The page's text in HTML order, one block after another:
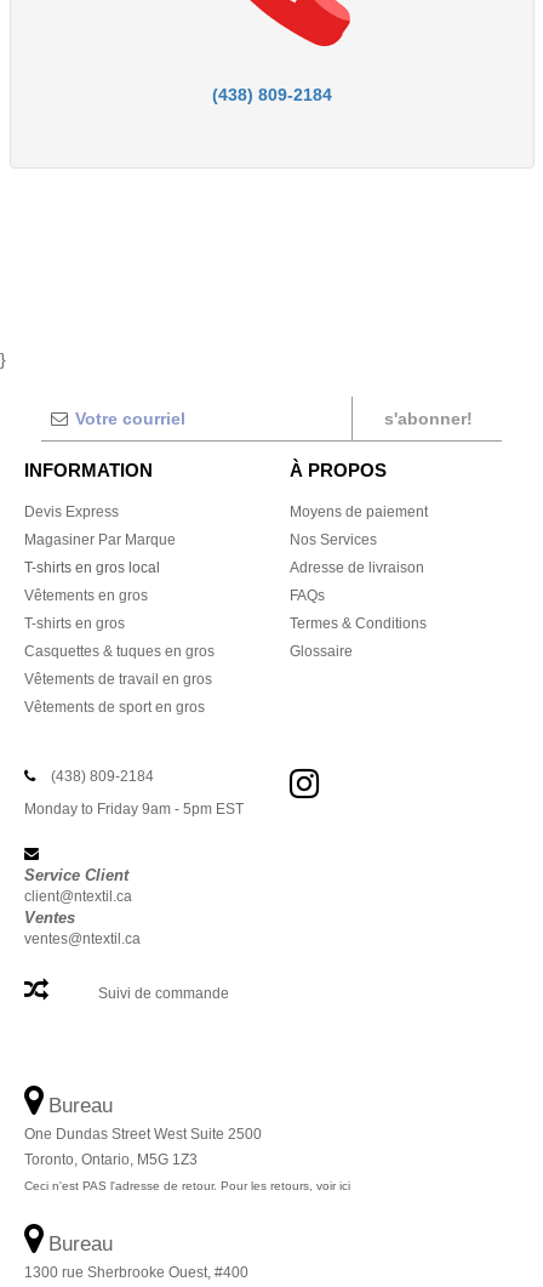
(438) 809-2184
}
s'abonner!
INFORMATION
Devis Express
Magasiner Par Marque
T-shirts en gros local
Vêtements en gros
T-shirts en gros
Casquettes & tuques en gros
Vêtements de travail en gros
Vêtements de sport en gros
À PROPOS
Moyens de paiement
Nos Services
Adresse de livraison
FAQs
Termes & Conditions
Glossaire
(438) 809-2184
Monday to Friday 9am - 5pm EST
Service Client
client@ntextil.ca
Ventes
ventes@ntextil.ca
Suivi de commande
Bureau
One Dundas Street West Suite 2500
Toronto, Ontario, M5G 1Z3
Ceci n'est PAS l'adresse de retour. Pour les retours, voir ici
Bureau
1300 rue Sherbrooke Ouest, #400